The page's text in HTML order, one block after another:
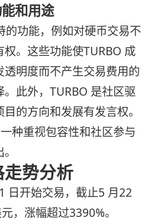
和用途
功能，例如对硬币交易不
。这些功能使TURBO 成
明度而不产生交易费用的
此外，TURBO 是社区驱
的方向和发展有发言权。
种重视包容性和社区参与
势分析
日开始交易，截止5 月22
，涨幅超过3390%。